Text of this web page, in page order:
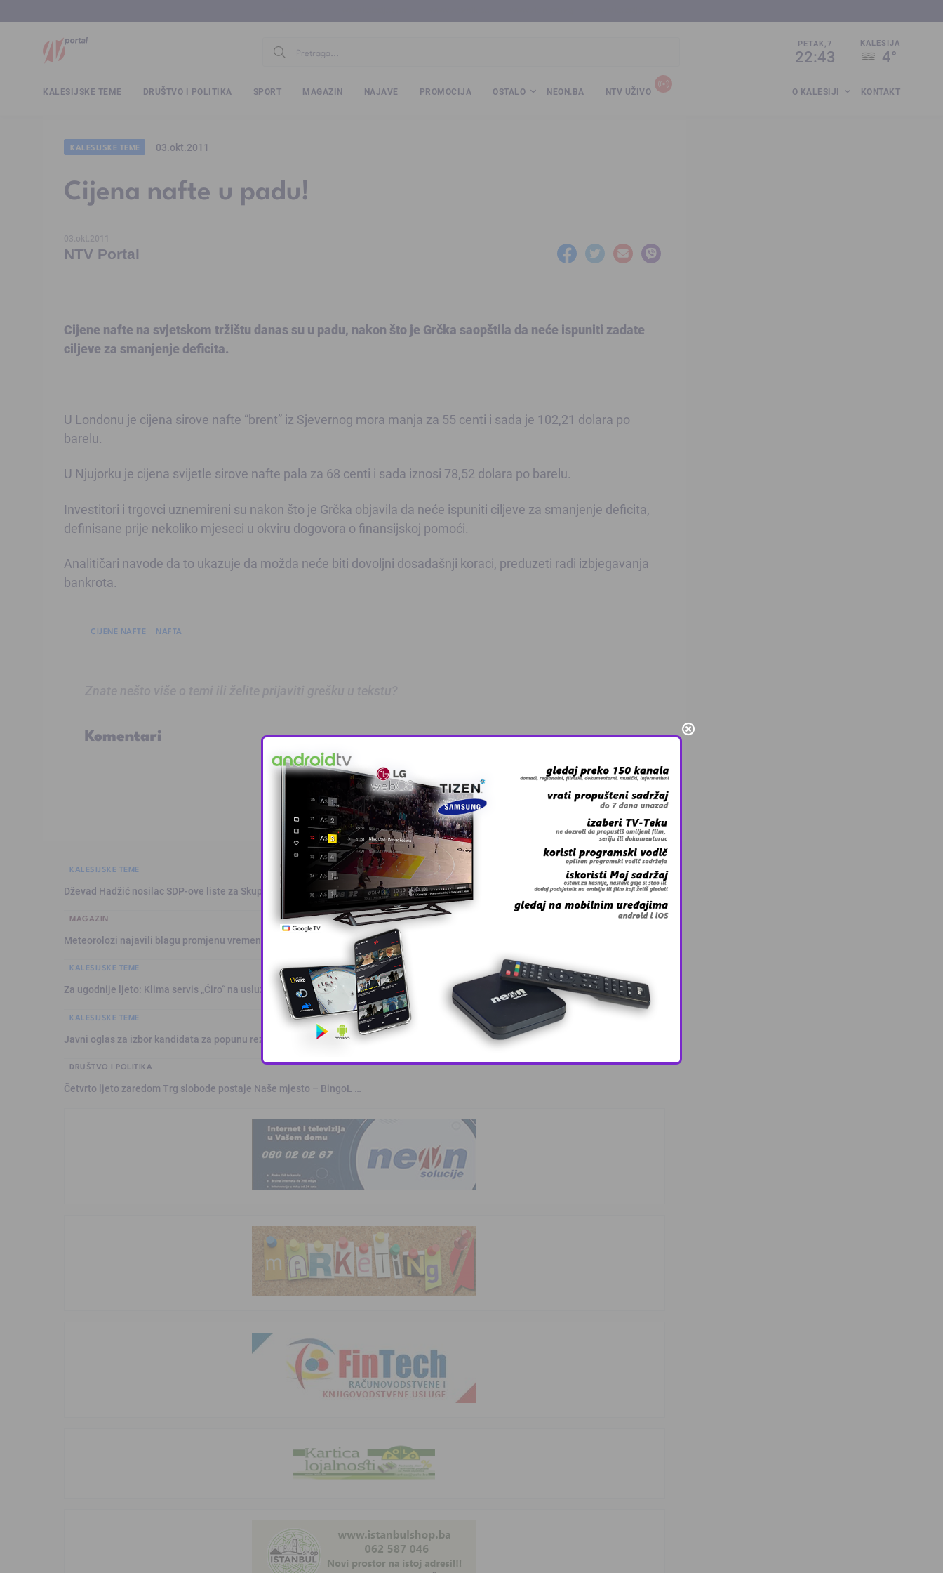
PETAK,7
22:43
KALESIJA
4°
KALESIJSKE TEME DRUŠTVO I POLITIKA SPORT MAGAZIN NAJAVE PROMOCIJA OSTALO NEON.BA NTV UŽIVO O KALESIJI KONTAKT
KALESIJSKE TEME 03.okt.2011
Cijena nafte u padu!
03.okt.2011
NTV Portal
Cijene nafte na svjetskom tržištu danas su u padu, nakon što je Grčka saopštila da neće ispuniti zadate
ciljeve za smanjenje deficita.
U Londonu je cijena sirove nafte “brent” iz Sjevernog mora manja za 55 centi i sada je 102,21 dolara po
barelu.
U Njujorku je cijena svijetle sirove nafte pala za 68 centi i sada iznosi 78,52 dolara po barelu.
Investitori i trgovci uznemireni su nakon što je Grčka objavila da neće ispuniti ciljeve za smanjenje deficita,
definisane prije nekoliko mjeseci u okviru dogovora o finansijskoj pomoći.
Analitičari navode da to ukazuje da možda neće biti dovoljni dosadašnji koraci, preduzeti radi izbjegavanja
bankrota.
CIJENE NAFTE NAFTA
Komentari
KALESIJSKE TEME
Dževad Hadžić nosilac SDP-ove liste za Skupštinu Tuzlanskog kanton …
MAGAZIN
Meteorolozi najavili blagu promjenu vremena: Sutra pljuskovi i grmljav …
KALESIJSKE TEME
Za ugodnije ljeto: Klima servis „Ćiro“ na usluzi građanima
KALESIJSKE TEME
Javni oglas za izbor kandidata za popunu rezervne liste kvalifikovanih …
DRUŠTVO I POLITIKA
Četvrto ljeto zaredom Trg slobode postaje Naše mjesto – BingoL …